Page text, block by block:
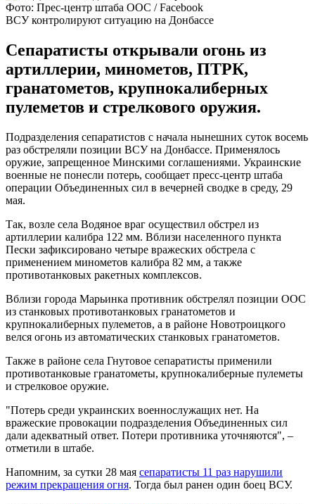
Фото: Прес-центр штаба ООС / Facebook
ВСУ контролируют ситуацию на Донбассе
Сепаратисты открывали огонь из
артиллерии, минометов, ПТРК,
гранатометов, крупнокалиберных
пулеметов и стрелкового оружия.
Подразделения сепаратистов с начала нынешних суток восемь
раз обстреляли позиции ВСУ на Донбассе. Применялось
оружие, запрещенное Минскими соглашениями. Украинские
военные не понесли потерь, сообщает пресс-центр штаба
операции Объединенных сил в вечерней сводке в среду, 29
мая.
Так, возле села Водяное враг осуществил обстрел из
артиллерии калибра 122 мм. Вблизи населенного пункта
Пески зафиксировано четыре вражеских обстрела с
применением минометов калибра 82 мм, а также
противотанковых ракетных комплексов.
Вблизи города Марьинка противник обстрелял позиции ООС
из станковых противотанковых гранатометов и
крупнокалиберных пулеметов, а в районе Новотроицкого
велся огонь из автоматических станковых гранатометов.
Также в районе села Гнутовое сепаратисты применили
противотанковые гранатометы, крупнокалиберные пулеметы
и стрелковое оружие.
"Потерь среди украинских военнослужащих нет. На
вражеские провокации подразделения Объединенных сил
дали адекватный ответ. Потери противника уточняются", –
отметили в штабе.
Напомним, за сутки 28 мая сепаратисты 11 раз нарушили
режим прекращения огня. Тогда был ранен один боец ВСУ.